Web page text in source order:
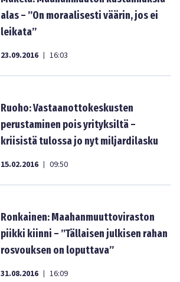
alas – ”On moraalisesti väärin, jos ei
leikata”
23.09.2016 | 16:03
Ruoho: Vastaanottokeskusten
perustaminen pois yrityksiltä –
kriisistä tulossa jo nyt miljardilasku
15.02.2016 | 09:50
Ronkainen: Maahanmuuttoviraston
piikki kiinni – ”Tällaisen julkisen rahan
rosvouksen on loputtava”
31.08.2016 | 16:09